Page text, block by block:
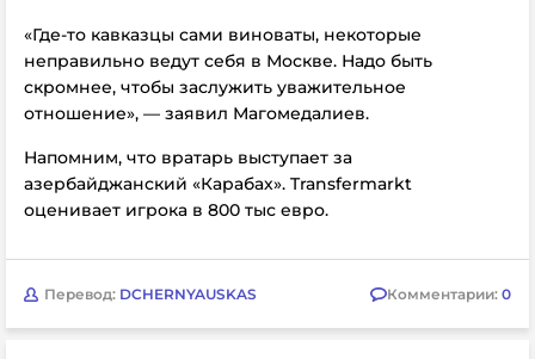
«Где-то кавказцы сами виноваты, некоторые
неправильно ведут себя в Москве. Надо быть
скромнее, чтобы заслужить уважительное
отношение», — заявил Магомедалиев.
Напомним, что вратарь выступает за
азербайджанский «Карабах». Transfermarkt
оценивает игрока в 800 тыс евро.
Перевод: DCHERNYAUSKAS Комментарии: 0